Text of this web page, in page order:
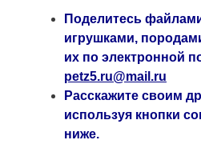
Поделитесь
игрушками,
их по электронной
petz5.ru@mail.ru
Расскажите своим
используя кнопки
ниже.